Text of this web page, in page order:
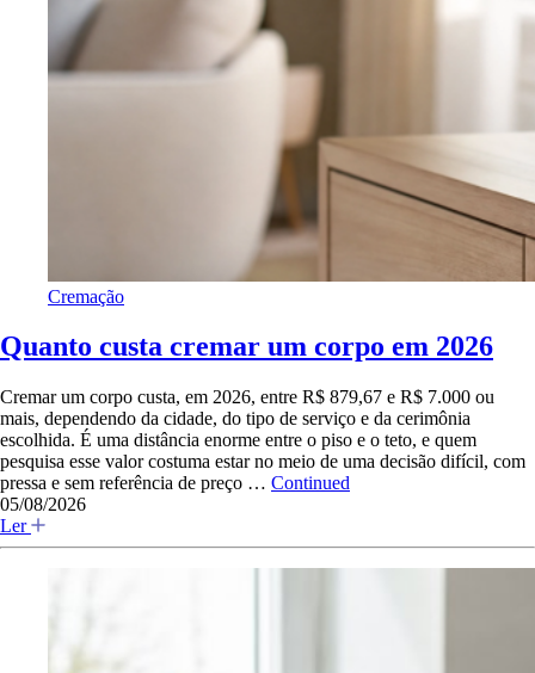
Cremação
Quanto custa cremar um corpo em 2026
Cremar um corpo custa, em 2026, entre R$ 879,67 e R$ 7.000 ou
mais, dependendo da cidade, do tipo de serviço e da cerimônia
escolhida. É uma distância enorme entre o piso e o teto, e quem
pesquisa esse valor costuma estar no meio de uma decisão difícil, com
pressa e sem referência de preço … Continued
05/08/2026
Ler